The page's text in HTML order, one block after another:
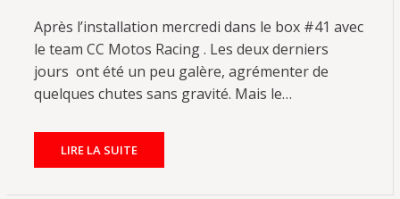
Après l’installation mercredi dans le box #41 avec
le team CC Motos Racing . Les deux derniers
jours ont été un peu galère, agrémenter de
quelques chutes sans gravité. Mais le…
LIRE LA SUITE